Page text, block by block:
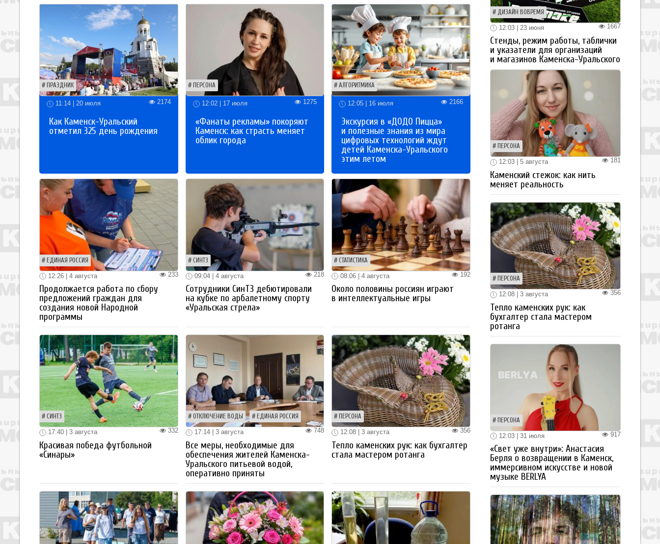
ПРАЗДНИК
11:14 | 20 июля 2174
Как Каменск-Уральский
отметил 325 день рождения
ПЕРСОНА
12:02 | 17 июля 1275
«Фанаты рекламы» покоряют
Каменск: как страсть меняет
облик города
АЛГОРИТМИКА
12:05 | 16 июля 2166
Экскурсия в «ДОДО Пицца»
и полезные знания из мира
цифровых технологий ждут
детей Каменска-Уральского
этим летом
ЕДИНАЯ РОССИЯ
233
12:26 | 4 августа
Продолжается работа по сбору
предложений граждан для
создания новой Народной
программы
СИНТЗ
218
09:04 | 4 августа
Сотрудники СинТЗ дебютировали
на кубке по арбалетному спорту
«Уральская стрела»
СТАТИСТИКА
192
08:06 | 4 августа
Около половины россиян играют
в интеллектуальные игры
СИНТЗ
332
17:40 | 3 августа
Красивая победа футбольной
«Синары»
ОТКЛЮЧЕНИЕ ВОДЫ ЕДИНАЯ РОССИЯ
748
17:14 | 3 августа
Все меры, необходимые для
обеспечения жителей Каменска-
Уральского питьевой водой,
оперативно приняты
ПЕРСОНА
356
12:08 | 3 августа
Тепло каменских рук: как бухгалтер
стала мастером ротанга
ДИЗАЙН ВОВРЕМЯ
1667
12:03 | 23 июня
Стенды, режим работы, таблички
и указатели для организаций
и магазинов Каменска-Уральского
ПЕРСОНА
181
12:03 | 5 августа
Каменский стежок: как нить
меняет реальность
ПЕРСОНА
356
12:08 | 3 августа
Тепло каменских рук: как
бухгалтер стала мастером
ротанга
ПЕРСОНА
917
12:03 | 31 июля
«Свет уже внутри»: Анастасия
Берля о возвращении в Каменск,
иммерсивном искусстве и новой
музыке BERLYA